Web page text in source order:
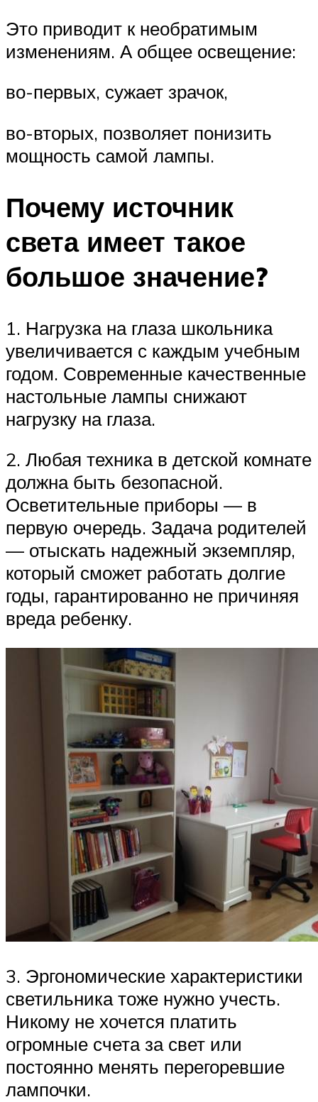
Это приводит к необратимым
изменениям. А общее освещение:
во-первых, сужает зрачок,
во-вторых, позволяет понизить
мощность самой лампы.
Почему источник
света имеет такое
большое значение?
1. Нагрузка на глаза школьника
увеличивается с каждым учебным
годом. Современные качественные
настольные лампы снижают
нагрузку на глаза.
2. Любая техника в детской комнате
должна быть безопасной.
Осветительные приборы — в
первую очередь. Задача родителей
— отыскать надежный экземпляр,
который сможет работать долгие
годы, гарантированно не причиняя
вреда ребенку.
3. Эргономические характеристики
светильника тоже нужно учесть.
Никому не хочется платить
огромные счета за свет или
постоянно менять перегоревшие
лампочки.